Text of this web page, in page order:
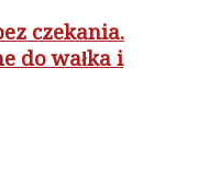
czekania.
do wałka i